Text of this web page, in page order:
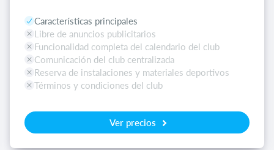
Características principales
Libre de anuncios publicitarios
Funcionalidad completa del calendario del club
Comunicación del club centralizada
Reserva de instalaciones y materiales deportivos
Términos y condiciones del club
Ver precios